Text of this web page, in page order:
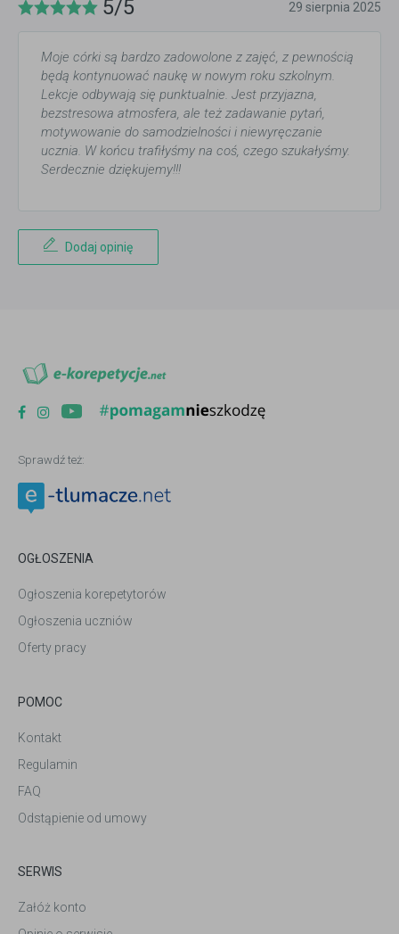
5/5 29 sierpnia 2025
Moje córki są bardzo zadowolone z zajęć, z pewnością
będą kontynuować naukę w nowym roku szkolnym.
Lekcje odbywają się punktualnie. Jest przyjazna,
bezstresowa atmosfera, ale też zadawanie pytań,
motywowanie do samodzielności i niewyręczanie
ucznia. W końcu trafiłyśmy na coś, czego szukałyśmy.
Serdecznie dziękujemy!!!
Dodaj opinię
Sprawdź też:
OGŁOSZENIA
Ogłoszenia korepetytorów
Ogłoszenia uczniów
Oferty pracy
POMOC
Kontakt
Regulamin
FAQ
Odstąpienie od umowy
SERWIS
Załóż konto